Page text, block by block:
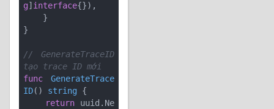
g] interface{}),
}
// GenerateTraceID
tạo trace ID mới
func
GenerateTrace
ID() string {
return uuid.Ne